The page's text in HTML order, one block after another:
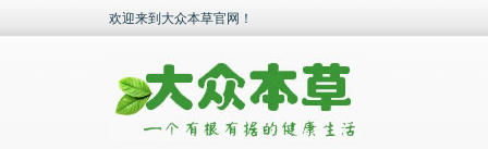
欢迎来到大众本草官网！